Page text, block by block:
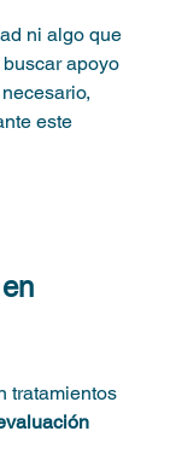
ni algo que
apoyo
este
tratamientos